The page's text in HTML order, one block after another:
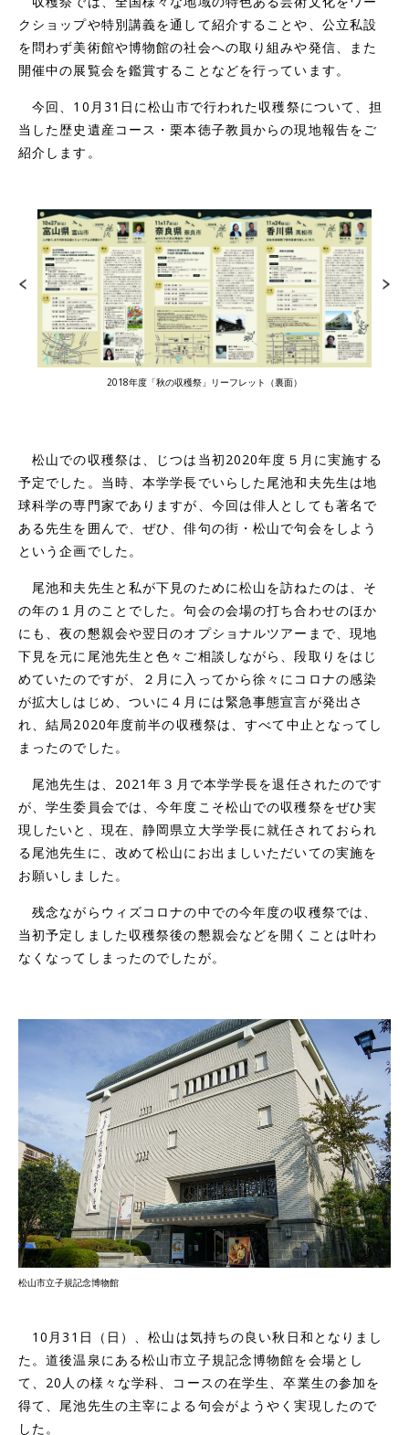
クショップや特別講義を通して紹介することや、公立私設
を問わず美術館や博物館の社会への取り組みや発信、また
開催中の展覧会を鑑賞することなどを行っています。
今回、10月31日に松山市で行われた収穫祭について、担
当した歴史遺産コース・栗本徳子教員からの現地報告をご
紹介します。
2018年度「秋の収穫祭」リーフレット（裏面）
松山での収穫祭は、じつは当初2020年度５月に実施する
予定でした。当時、本学学長でいらした尾池和夫先生は地
球科学の専門家でありますが、今回は俳人としても著名で
ある先生を囲んで、ぜひ、俳句の街・松山で句会をしよう
という企画でした。
尾池和夫先生と私が下見のために松山を訪ねたのは、そ
の年の１月のことでした。句会の会場の打ち合わせのほか
にも、夜の懇親会や翌日のオプショナルツアーまで、現地
下見を元に尾池先生と色々ご相談しながら、段取りをはじ
めていたのですが、２月に入ってから徐々にコロナの感染
が拡大しはじめ、ついに４月には緊急事態宣言が発出さ
れ、結局2020年度前半の収穫祭は、すべて中止となってし
まったのでした。
尾池先生は、2021年３月で本学学長を退任されたのです
が、学生委員会では、今年度こそ松山での収穫祭をぜひ実
現したいと、現在、静岡県立大学学長に就任されておられ
る尾池先生に、改めて松山にお出ましいただいての実施を
お願いしました。
残念ながらウィズコロナの中での今年度の収穫祭では、
当初予定しました収穫祭後の懇親会などを開くことは叶わ
なくなってしまったのでしたが。
松山市立子規記念博物館
10月31日（日）、松山は気持ちの良い秋日和となりまし
た。道後温泉にある松山市立子規記念博物館を会場とし
て、20人の様々な学科、コースの在学生、卒業生の参加を
得て、尾池先生の主宰による句会がようやく実現したので
した。